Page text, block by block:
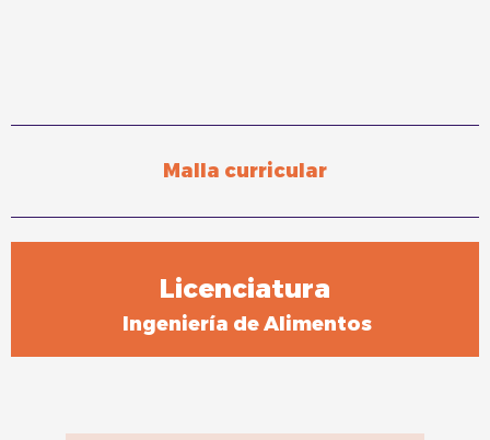
Malla curricular
Licenciatura
Ingeniería de Alimentos